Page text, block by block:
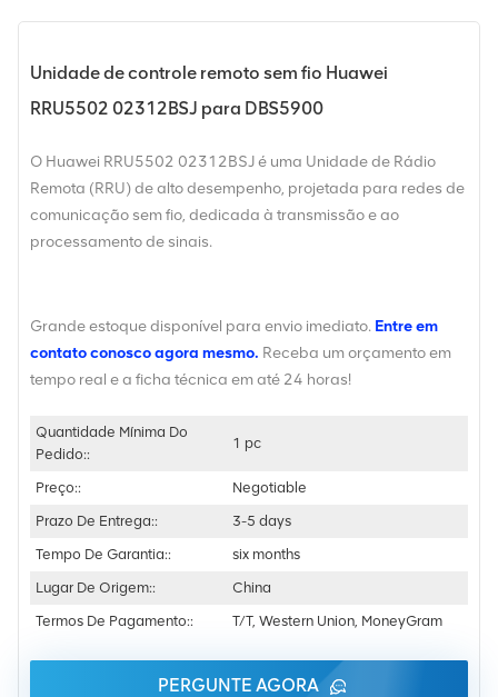
Unidade de controle remoto sem fio Huawei
RRU5502 02312BSJ para DBS5900
O Huawei RRU5502 02312BSJ é uma Unidade de Rádio
Remota (RRU) de alto desempenho, projetada para redes de
comunicação sem fio, dedicada à transmissão e ao
processamento de sinais.
Grande estoque disponível para envio imediato. Entre em
contato conosco agora mesmo. Receba um orçamento em
tempo real e a ficha técnica em até 24 horas!
Quantidade Mínima Do
Pedido::
1 pc
Preço::
Negotiable
Prazo De Entrega::
3-5 days
Tempo De Garantia::
six months
Lugar De Origem::
China
Termos De Pagamento::
T/T, Western Union, MoneyGram
PERGUNTE AGORA